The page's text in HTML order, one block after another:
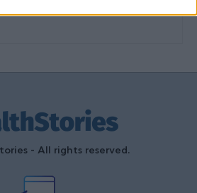
- All rights reserved.